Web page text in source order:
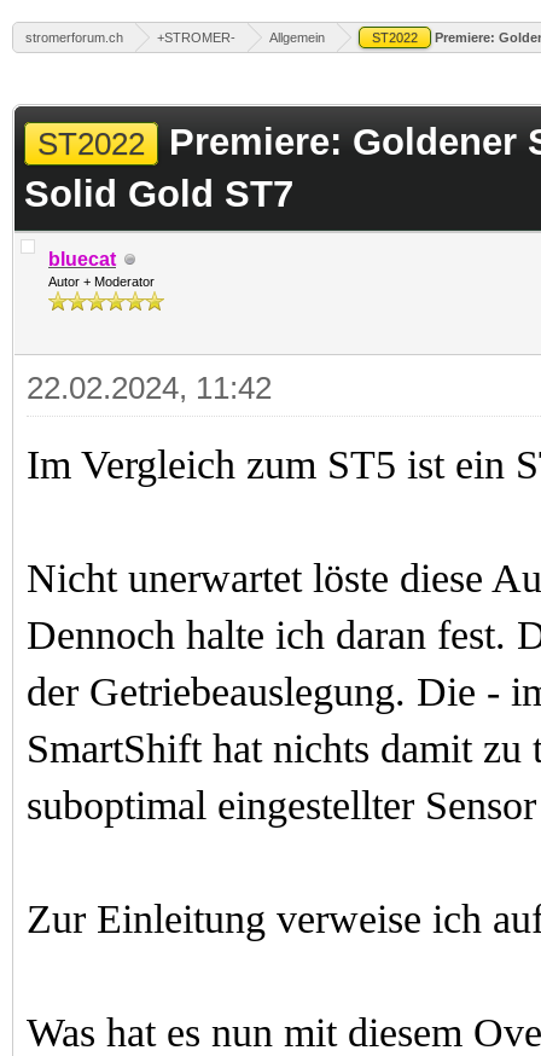
stromerforum.ch +STROMER- Allgemein ST2022 Premiere:
ST2022
Premiere: Goldener
Solid Gold ST7
bluecat
Autor + Moderator
22.02.2024, 11:42
Im Vergleich zum ST5 ist ein
Nicht unerwartet löste diese
Dennoch halte ich daran fest.
der Getriebeauslegung. Die -
SmartShift hat nichts damit
suboptimal eingestellter
Zur Einleitung verweise ich
Was hat es nun mit diesem